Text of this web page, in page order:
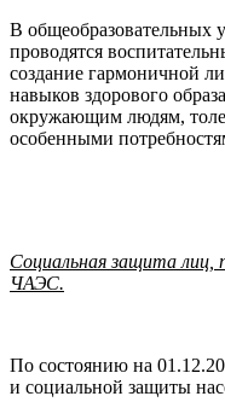
В общеобразовательных
проводятся
создание гармоничной
навыков здорового
окружающим людям,
особенными
Социальная защита лиц,
ЧАЭС.
По состоянию на
и социальной защиты